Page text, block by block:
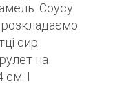
Соусу
розкладаємо
сир.
на
І